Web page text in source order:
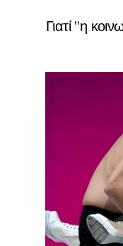
Γιατί "η